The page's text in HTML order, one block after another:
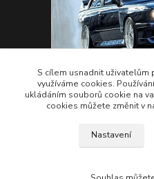
VSTUPTE
by
S cílem usnadnit uživatelům
využíváme cookies.
ukládáním souborů cookie na
cookies můžete změnit v
Nastavení